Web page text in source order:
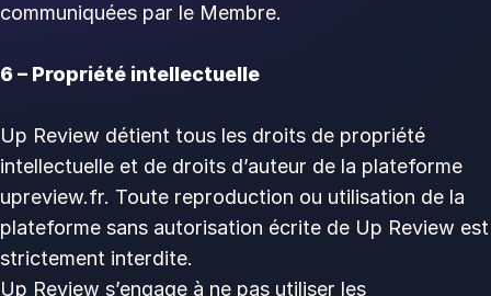
communiquées par le Membre.
6 – Propriété intellectuelle
Up Review détient tous les droits de propriété
intellectuelle et de droits d’auteur de la plateforme
upreview.fr. Toute reproduction ou utilisation de la
plateforme sans autorisation écrite de Up Review est
strictement interdite.
Up Review s’engage à ne pas utiliser les